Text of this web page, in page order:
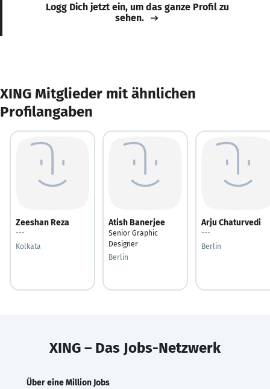
Logg Dich jetzt ein, um das ganze Profil zu
sehen.
XING Mitglieder mit ähnlichen
Profilangaben
Zeeshan Reza
---
Kolkata
Atish Banerjee
Senior Graphic
Designer
Berlin
Arju Chaturvedi
---
Berlin
XING – Das Jobs-Netzwerk
Über eine Million Jobs